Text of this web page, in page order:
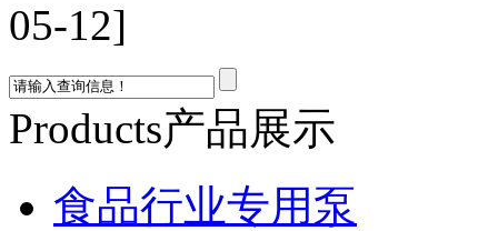
05-12]
Products产品展示
食品行业专用泵